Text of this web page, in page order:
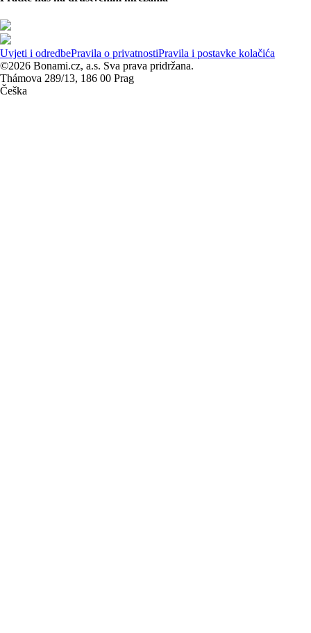
Uvjeti i odredbePravila o privatnostiPravila i postavke kolačića
©2026 Bonami.cz, a.s. Sva prava pridržana.
Thámova 289/13, 186 00 Prag
Češka